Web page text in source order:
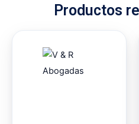
Productos